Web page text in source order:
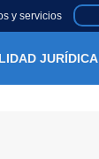
y servicios
JURÍDICA